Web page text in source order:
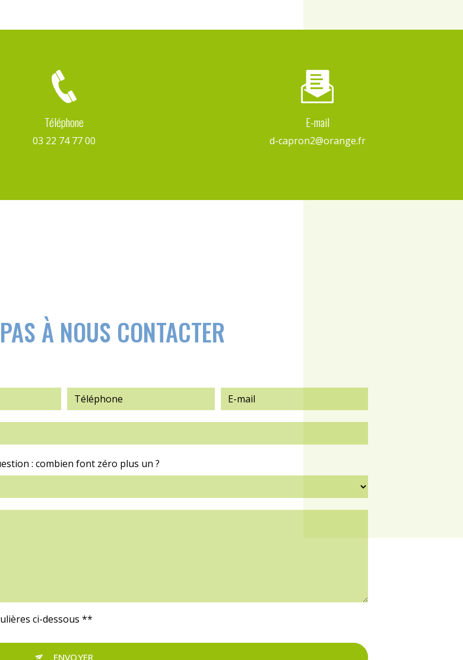
Téléphone
03 22 74 77 00
E-mail
d-capron2@orange.fr
À NOUS CONTACTER
: combien font zéro plus un ?
ci-dessous **
ENVOYER